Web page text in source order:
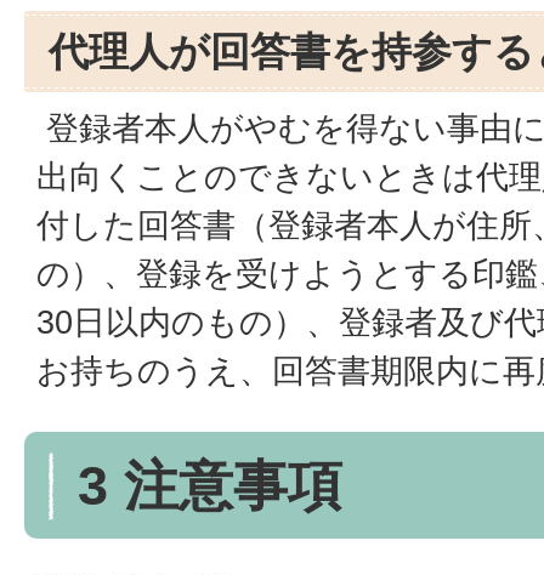
代理人が回答書を持参す
登録者本人がやむを得ない事由
出向くことのできないときは代
付した回答書（登録者本人が住
の）、登録を受けようとする印
30日以内のもの）、登録者及び
お持ちのうえ、回答書期限内に
3 注意事項